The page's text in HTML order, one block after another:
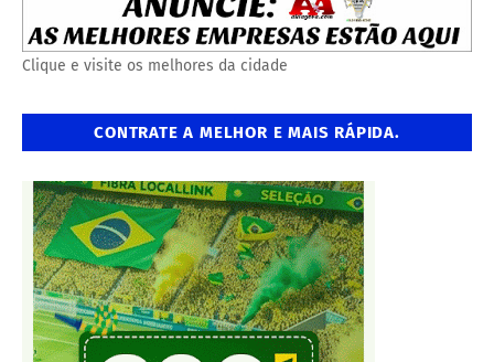
Clique e visite os melhores da cidade
CONTRATE A MELHOR E MAIS RÁPIDA.